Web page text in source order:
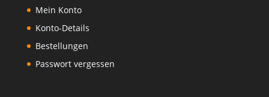
Mein Konto
Konto-Details
Bestellungen
Passwort vergessen